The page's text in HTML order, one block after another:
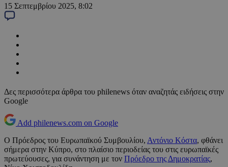
15 Σεπτεμβρίου 2025, 8:02
Δες περισσότερα άρθρα του philenews όταν αναζητάς ειδήσεις στην
Google
Add philenews.com on Google
Ο Πρόεδρος του Ευρωπαϊκού Συμβουλίου, Αντόνιο Κόστα, φθάνει
σήμερα στην Κύπρο, στο πλαίσιο περιοδείας του στις ευρωπαϊκές
πρωτεύουσες, για συνάντηση με τον Πρόεδρο της Δημοκρατίας,